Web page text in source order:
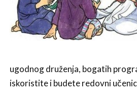
ugodnog druženja, bogatih
iskoristite i budete redovni